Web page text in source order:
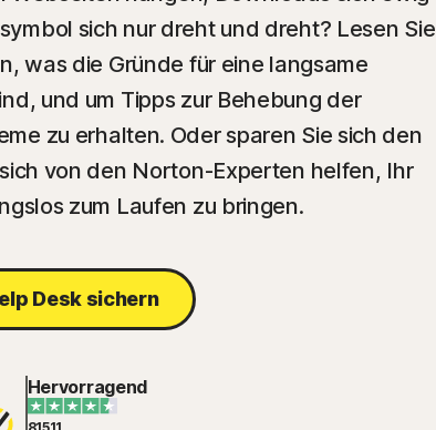
sich nur dreht und dreht? Lesen Sie
was die Gründe für eine langsame
und um Tipps zur Behebung der
zu erhalten. Oder sparen Sie sich den
von den Norton-Experten helfen, Ihr
zum Laufen zu bringen.
Desk sichern
Hervorragend